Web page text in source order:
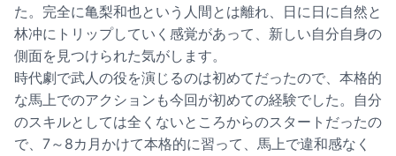
た。完全に亀梨和也という人間とは離れ、日に日に自然と
林冲にトリップしていく感覚があって、新しい自分自身の
側面を見つけられた気がします。
時代劇で武人の役を演じるのは初めてだったので、本格的
な馬上でのアクションも今回が初めての経験でした。自分
のスキルとしては全くないところからのスタートだったの
で、7～8カ月かけて本格的に習って、馬上で違和感なく